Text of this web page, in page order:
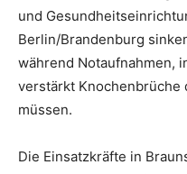
und
Berlin/Brandenburg
während Notaufnahmen,
verstärkt Knochenbrüche
müssen.
Die Einsatzkräfte in